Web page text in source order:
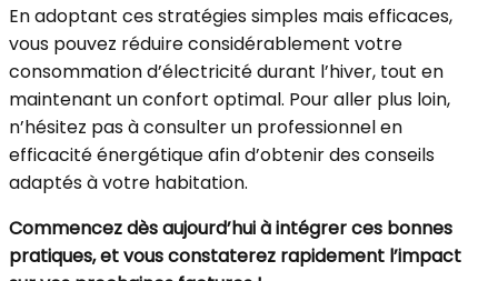
En adoptant ces stratégies simples mais efficaces,
vous pouvez réduire considérablement votre
consommation d’électricité durant l’hiver, tout en
maintenant un confort optimal. Pour aller plus loin,
n’hésitez pas à consulter un professionnel en
efficacité énergétique afin d’obtenir des conseils
adaptés à votre habitation.
Commencez dès aujourd’hui à intégrer ces bonnes
pratiques, et vous constaterez rapidement l’impact